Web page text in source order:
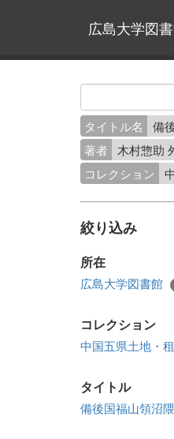
広島大学図
タイトル名
備
著者
木村惣助
コレクション
絞り込み
所在
広島大学図書館
コレクション
中国五県土地・
タイトル
備後国福山領沼